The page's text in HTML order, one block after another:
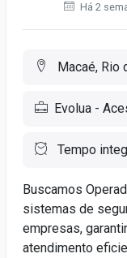
Há 2
Macaé, Rio
Evolua -
Tempo
Buscamos
sistemas de
empresas,
atendimento